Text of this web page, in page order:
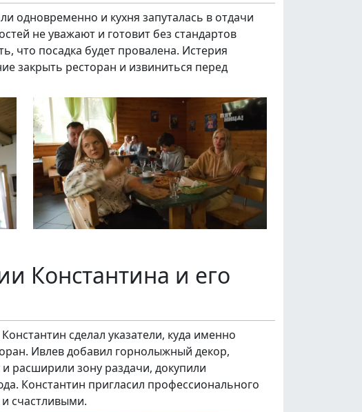
одновременно и кухня запуталась в отдачи
не уважают и готовит без стандартов
что посадка будет провалена. Истерия
закрыть ресторан и извиниться перед
Константина и его
сделал указатели, куда именно
Ивлев добавил горнолыжный декор,
расширили зону раздачи, докупили
Константин пригласил профессионального
счастливыми.